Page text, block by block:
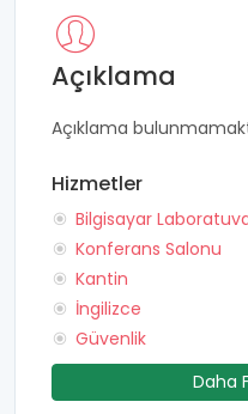
Açıklama
Açıklama
Hizmetler
Bilgisayar
Konferans Salonu
Kantin
İngilizce
Güvenlik
Daha